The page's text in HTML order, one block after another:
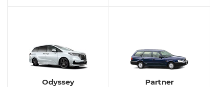
Odyssey Partner